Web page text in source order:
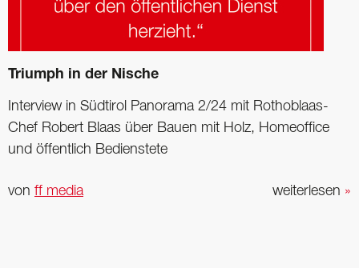
Triumph in der Nische
Interview in Südtirol Panorama 2/24 mit Rothoblaas-
Chef Robert Blaas über Bauen mit Holz, Homeoffice
und öffentlich Bedienstete
weiterlesen »
von ff media